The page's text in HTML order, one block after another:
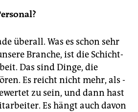
überall. Was es schon sehr
Branche, ist die Schicht-
Das sind Dinge, die
Es reicht nicht mehr, als
zu sein, und dann hast
Es hängt auch davon